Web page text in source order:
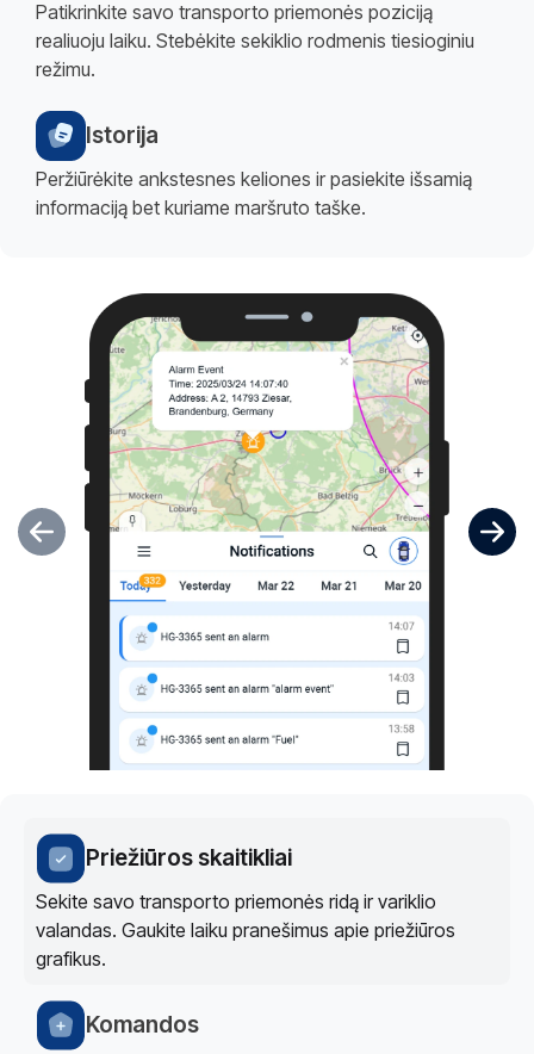
Patikrinkite savo transporto priemonės poziciją
realiuoju laiku. Stebėkite sekiklio rodmenis tiesioginiu
režimu.
Istorija
Peržiūrėkite ankstesnes keliones ir pasiekite išsamią
informaciją bet kuriame maršruto taške.
Priežiūros skaitikliai
Sekite savo transporto priemonės ridą ir variklio
valandas. Gaukite laiku pranešimus apie priežiūros
grafikus.
Komandos